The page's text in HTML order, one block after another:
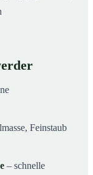
Feinstaub
– schnelle